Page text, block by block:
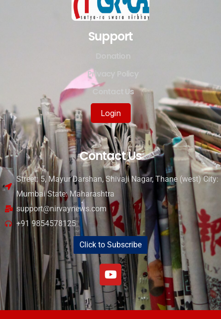
Support
Privacy Policy
Contact Us
Login
Contact Us
Street: 5, Mayur Darshan, Shivaji Nagar, Thane (west) City:
Mumbai State: Maharashtra
support@nirvaynews.com
+91 9854578125
Click to Subscribe